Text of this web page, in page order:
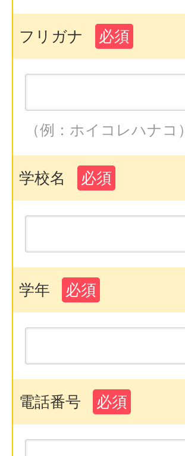
フリガナ 必須
（例：ホイコレハナコ）
学校名 必須
学年 必須
電話番号 必須